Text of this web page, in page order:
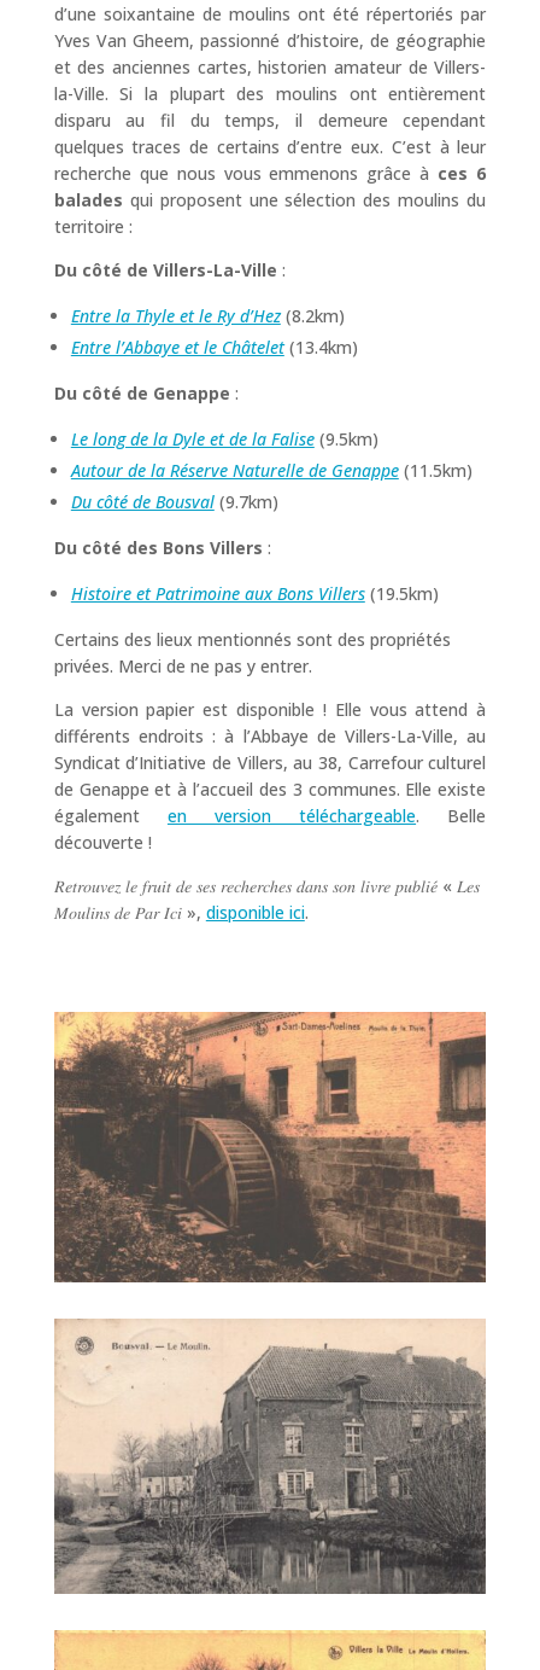
d’une soixantaine de moulins ont été répertoriés par
Yves Van Gheem, passionné d’histoire, de géographie
et des anciennes cartes, historien amateur de Villers-
la-Ville. Si la plupart des moulins ont entièrement
disparu au fil du temps, il demeure cependant
quelques traces de certains d’entre eux. C’est à leur
recherche que nous vous emmenons grâce à ces 6
balades qui proposent une sélection des moulins du
territoire :
Du côté de Villers-La-Ville :
Entre la Thyle et le Ry d’Hez(8.2km)
Entre l’Abbaye et le Châtelet(13.4km)
Du côté de Genappe :
Le long de la Dyle et de la Falise(9.5km)
Autour de la Réserve Naturelle de Genappe(11.5km)
Du côté de Bousval(9.7km)
Du côté des Bons Villers :
Histoire et Patrimoine aux Bons Villers(19.5km)
Certains des lieux mentionnés sont des propriétés
privées. Merci de ne pas y entrer.
La version papier est disponible ! Elle vous attend à
différents endroits : à l’Abbaye de Villers-La-Ville, au
Syndicat d’Initiative de Villers, au 38, Carrefour culturel
de Genappe et à l’accueil des 3 communes. Elle existe
également en version téléchargeable. Belle
découverte !
𝑅𝑒𝑡𝑟𝑜𝑢𝑣𝑒𝑧 𝑙𝑒 𝑓𝑟𝑢𝑖𝑡 𝑑𝑒 𝑠𝑒𝑠 𝑟𝑒𝑐ℎ𝑒𝑟𝑐ℎ𝑒𝑠 𝑑𝑎𝑛𝑠 𝑠𝑜𝑛 𝑙𝑖𝑣𝑟𝑒 𝑝𝑢𝑏𝑙𝑖𝑒́ « 𝐿𝑒𝑠
𝑀𝑜𝑢𝑙𝑖𝑛𝑠 𝑑𝑒 𝑃𝑎𝑟 𝐼𝑐𝑖 », disponible ici.